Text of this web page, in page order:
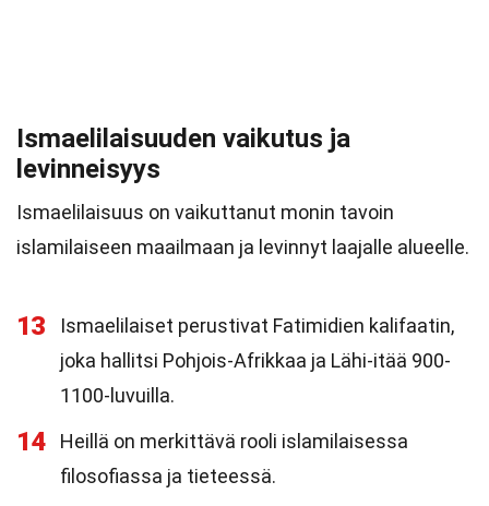
Ismaelilaisuuden vaikutus ja
levinneisyys
Ismaelilaisuus on vaikuttanut monin tavoin
islamilaiseen maailmaan ja levinnyt laajalle alueelle.
13
Ismaelilaiset perustivat Fatimidien kalifaatin,
joka hallitsi Pohjois-Afrikkaa ja Lähi-itää 900-
1100-luvuilla.
14
Heillä on merkittävä rooli islamilaisessa
filosofiassa ja tieteessä.